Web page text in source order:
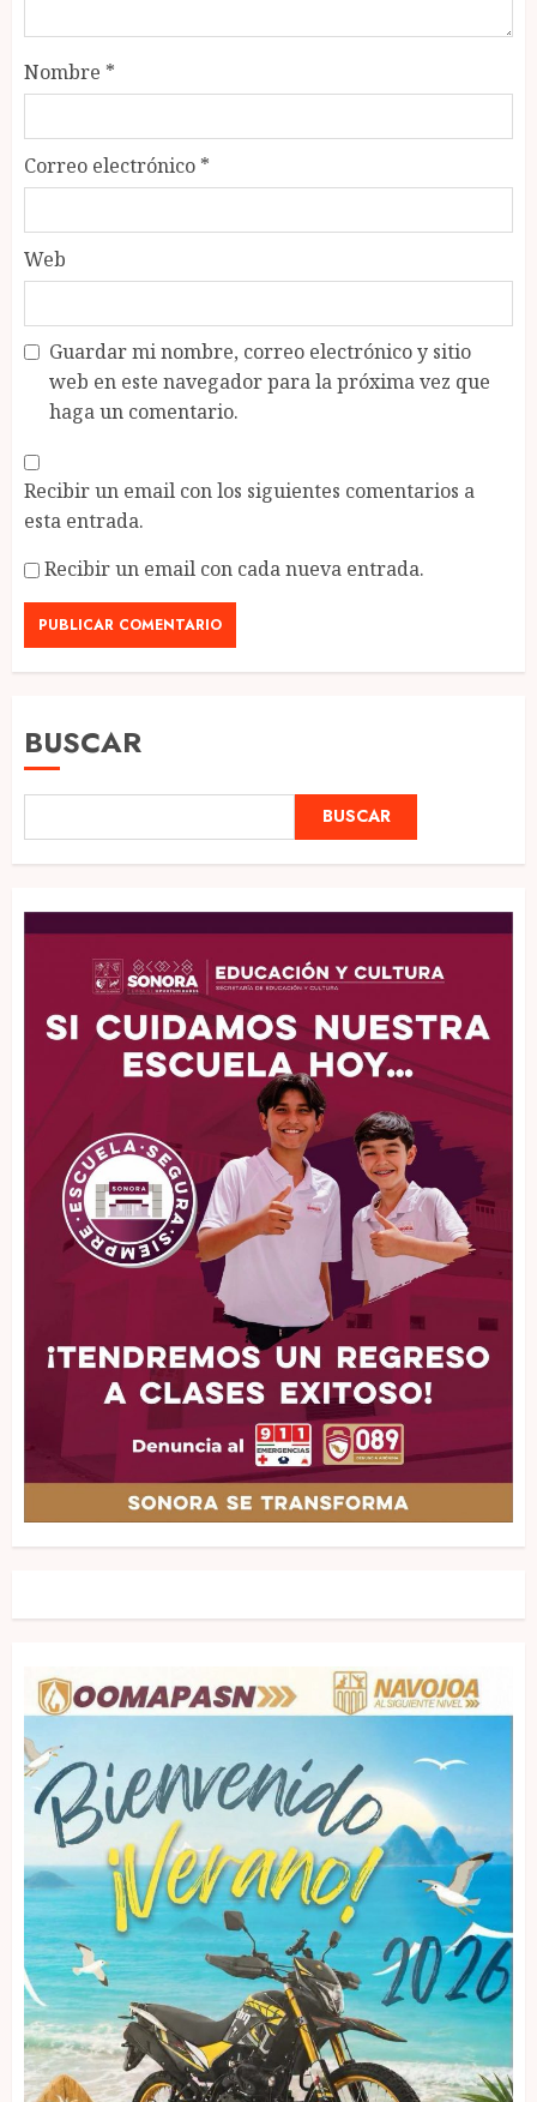
Nombre *
Correo electrónico *
Web
Guardar mi nombre, correo electrónico y sitio
web en este navegador para la próxima vez que
haga un comentario.
Recibir un email con los siguientes comentarios a
esta entrada.
Recibir un email con cada nueva entrada.
BUSCAR
BUSCAR